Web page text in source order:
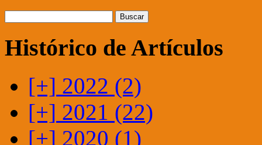
Histórico de Artículos
[+] 2022 (2)
[+] 2021 (22)
[+] 2020 (1)